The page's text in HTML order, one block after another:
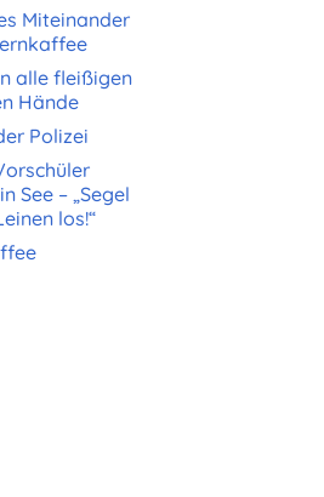
Miteinander
alle fleißigen
Hände
Polizei
See – „Segel
los!“